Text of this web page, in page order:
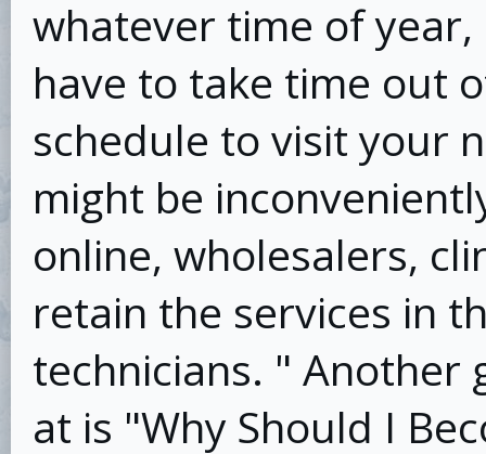
whatever time of
have to take time out
schedule to visit your
might be
online, wholesalers,
retain the services in
technicians. " Another
at is "Why Should I